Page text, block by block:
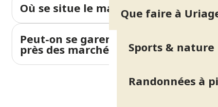
Que faire à
Sports & nature
Randonnées à
Où se situe le marché d'Uriage ?
Peut-on se garer facilement
près des marchés ?